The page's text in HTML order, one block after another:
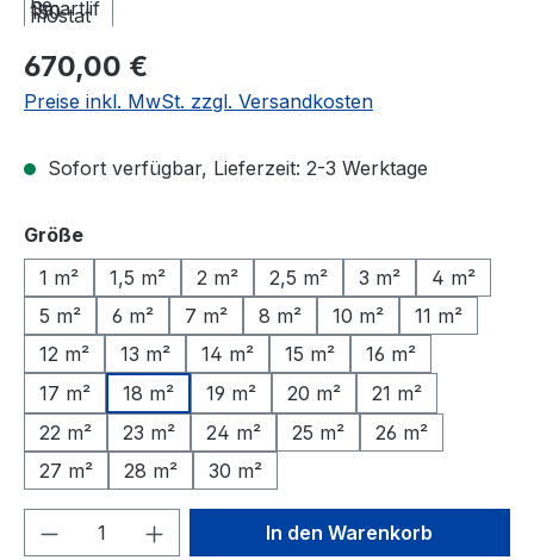
Regulärer Preis:
670,00 €
Preise inkl. MwSt. zzgl. Versandkosten
Sofort verfügbar, Lieferzeit: 2-3 Werktage
Größeauswählen
1 m²
1,5 m² 2 m² 2,5 m² 3 m²
4 m²
5 m²
6 m² 7 m² 8 m² 10 m²
11 m²
12 m²
13 m² 14 m² 15 m²
16 m²
17 m²
18 m² 19 m² 20 m²
21 m²
22 m²
23 m² 24 m² 25 m²
26 m²
27 m²
28 m² 30 m²
Produkt Anzahl: Gib denIn den Warenkorb